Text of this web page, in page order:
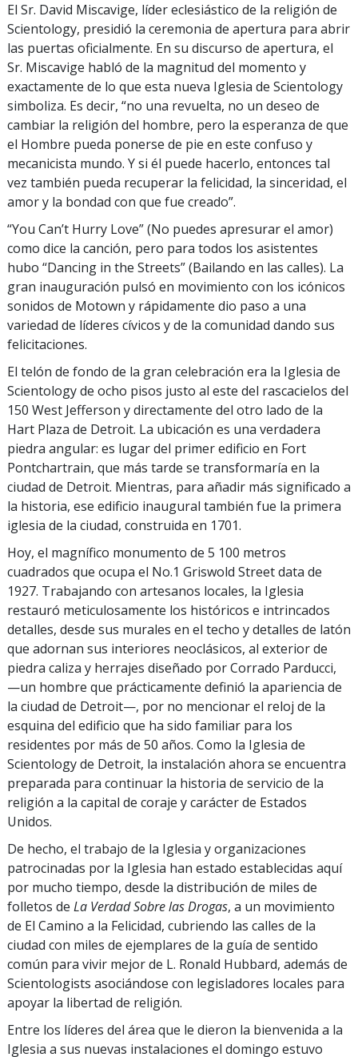
El Sr. David Miscavige, líder eclesiástico de la religión de
Scientology, presidió la ceremonia de apertura para abrir
las puertas oficialmente. En su discurso de apertura, el
Sr. Miscavige habló de la magnitud del momento y
exactamente de lo que esta nueva Iglesia de Scientology
simboliza. Es decir, “no una revuelta, no un deseo de
cambiar la religión del hombre, pero la esperanza de que
el Hombre pueda ponerse de pie en este confuso y
mecanicista mundo. Y si él puede hacerlo, entonces tal
vez también pueda recuperar la felicidad, la sinceridad, el
amor y la bondad con que fue creado”.
“You Can’t Hurry Love” (No puedes apresurar el amor)
como dice la canción, pero para todos los asistentes
hubo “Dancing in the Streets” (Bailando en las calles). La
gran inauguración pulsó en movimiento con los icónicos
sonidos de Motown y rápidamente dio paso a una
variedad de líderes cívicos y de la comunidad dando sus
felicitaciones.
El telón de fondo de la gran celebración era la Iglesia de
Scientology de ocho pisos justo al este del rascacielos del
150 West Jefferson y directamente del otro lado de la
Hart Plaza de Detroit. La ubicación es una verdadera
piedra angular: es lugar del primer edificio en Fort
Pontchartrain, que más tarde se transformaría en la
ciudad de Detroit. Mientras, para añadir más significado a
la historia, ese edificio inaugural también fue la primera
iglesia de la ciudad, construida en 1701.
Hoy, el magnífico monumento de 5 100 metros
cuadrados que ocupa el No.1 Griswold Street data de
1927. Trabajando con artesanos locales, la Iglesia
restauró meticulosamente los históricos e intrincados
detalles, desde sus murales en el techo y detalles de latón
que adornan sus interiores neoclásicos, al exterior de
piedra caliza y herrajes diseñado por Corrado Parducci,
—un hombre que prácticamente definió la apariencia de
la ciudad de Detroit—, por no mencionar el reloj de la
esquina del edificio que ha sido familiar para los
residentes por más de 50 años. Como la Iglesia de
Scientology de Detroit, la instalación ahora se encuentra
preparada para continuar la historia de servicio de la
religión a la capital de coraje y carácter de Estados
Unidos.
De hecho, el trabajo de la Iglesia y organizaciones
patrocinadas por la Iglesia han estado establecidas aquí
por mucho tiempo, desde la distribución de miles de
folletos de La Verdad Sobre las Drogas, a un movimiento
de El Camino a la Felicidad, cubriendo las calles de la
ciudad con miles de ejemplares de la guía de sentido
común para vivir mejor de L. Ronald Hubbard, además de
Scientologists asociándose con legisladores locales para
apoyar la libertad de religión.
Entre los líderes del área que le dieron la bienvenida a la
Iglesia a sus nuevas instalaciones el domingo estuvo